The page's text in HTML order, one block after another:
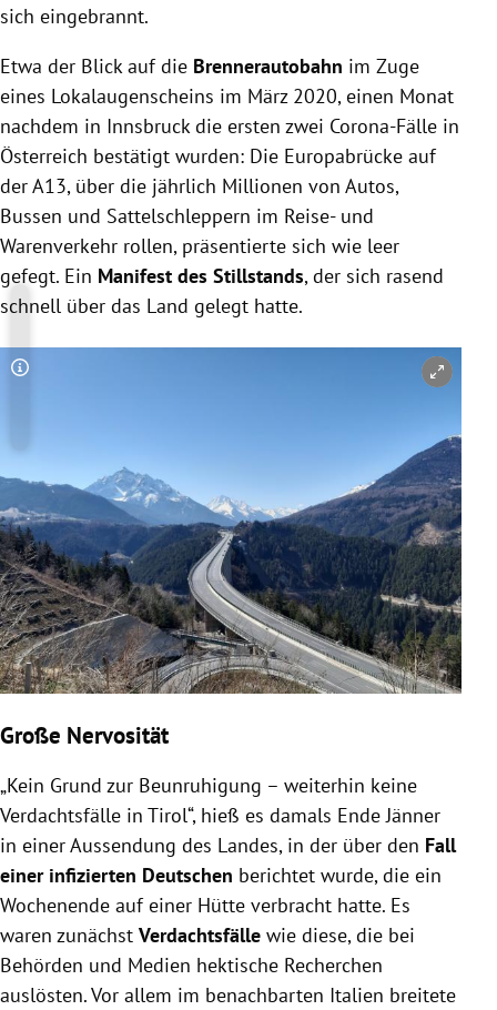
sich eingebrannt.
Etwa der Blick auf die Brennerautobahn im Zuge
eines Lokalaugenscheins im März 2020, einen Monat
nachdem in Innsbruck die ersten zwei Corona-Fälle in
Österreich bestätigt wurden: Die Europabrücke auf
der A13, über die jährlich Millionen von Autos,
Bussen und Sattelschleppern im Reise- und
Warenverkehr rollen, präsentierte sich wie leer
gefegt. Ein Manifest des Stillstands, der sich rasend
schnell über das Land gelegt hatte.
Copyright-Hinweis öffnen/schließen
Große Nervosität
„Kein Grund zur Beunruhigung – weiterhin keine
Verdachtsfälle in Tirol“, hieß es damals Ende Jänner
in einer Aussendung des Landes, in der über den Fall
einer infizierten Deutschen berichtet wurde, die ein
Wochenende auf einer Hütte verbracht hatte. Es
waren zunächst Verdachtsfälle wie diese, die bei
Behörden und Medien hektische Recherchen
auslösten. Vor allem im benachbarten Italien breitete